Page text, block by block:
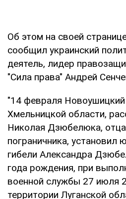
Об этом на своей
сообщил украинский
деятель, лидер
"Сила права" Андрей
"14 февраля
Хмельницкой области,
Николая Дзюбелюка,
пограничника, установил
гибели Александра
года рождения, при
военной службы 27 июля
территории Луганской